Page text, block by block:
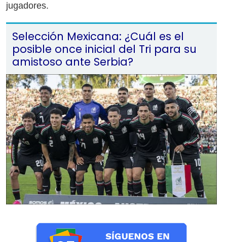
jugadores.
Selección Mexicana: ¿Cuál es el
posible once inicial del Tri para su
amistoso ante Serbia?